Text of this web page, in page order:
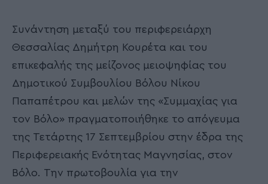
Συνάντηση μεταξύ του περιφερειάρχη
Θεσσαλίας Δημήτρη Κουρέτα και του
επικεφαλής της μείζονος μειοψηφίας του
Δημοτικού Συμβουλίου Βόλου Νίκου
Παπαπέτρου και μελών της «Συμμαχίας για
τον Βόλο» πραγματοποιήθηκε το απόγευμα
της Τετάρτης 17 Σεπτεμβρίου στην έδρα της
Περιφερειακής Ενότητας Μαγνησίας, στον
Βόλο. Την πρωτοβουλία για την